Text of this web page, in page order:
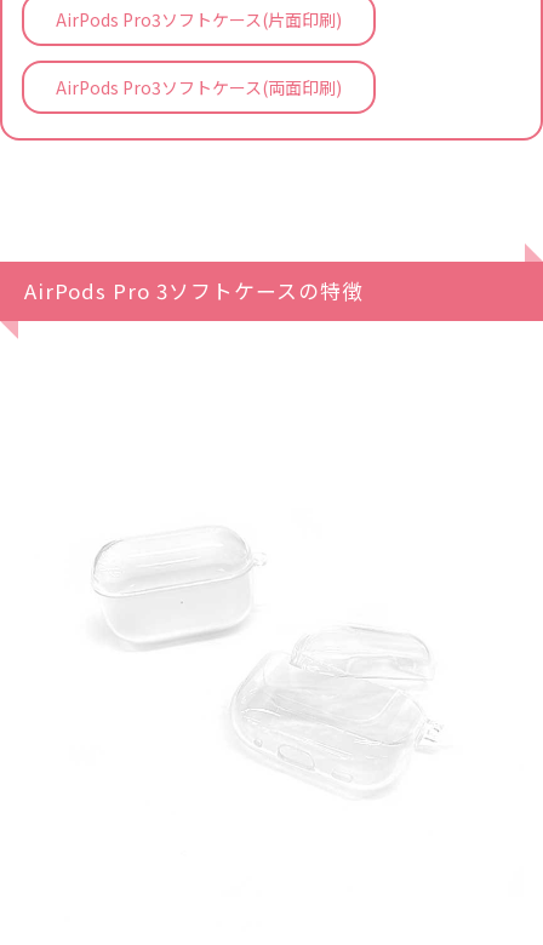
AirPods Pro3ソフトケース(片面印刷)
AirPods Pro3ソフトケース(両面印刷)
AirPods Pro 3ソフトケースの特徴